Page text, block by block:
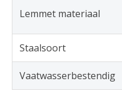
Lemmet materiaal
Staalsoort
Vaatwasserbestendig